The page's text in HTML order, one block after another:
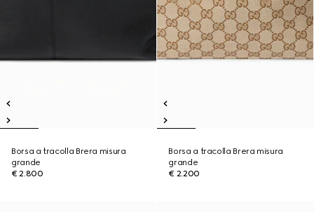
Borsa a tracolla Brera misura
grande
€ 2.800
Borsa a tracolla Brera misura
grande
€ 2.200